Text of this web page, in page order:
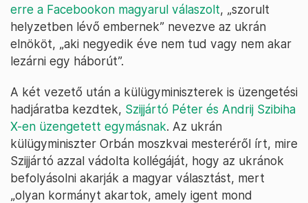
erre a Facebookon magyarul válaszolt, „szorult
helyzetben lévő embernek” nevezve az ukrán
elnököt, „aki negyedik éve nem tud vagy nem akar
lezárni egy háborút”.
A két vezető után a külügyminiszterek is üzengetési
hadjáratba kezdtek, Szijjártó Péter és Andrij Szibiha
X-en üzengetett egymásnak. Az ukrán
külügyminiszter Orbán moszkvai mesteréről írt, mire
Szijjártó azzal vádolta kollégáját, hogy az ukránok
befolyásolni akarják a magyar választást, mert
„olyan kormányt akartok, amely igent mond